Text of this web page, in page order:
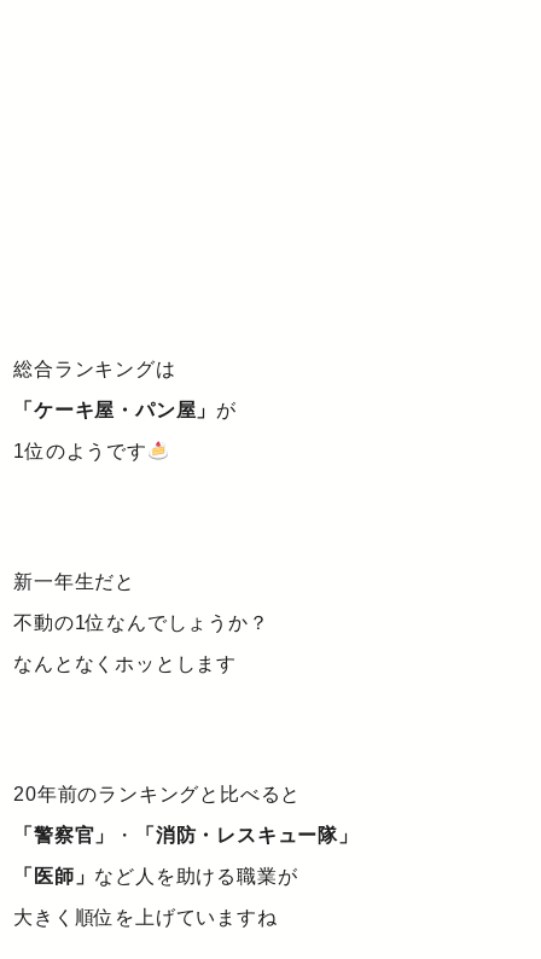
総合ランキングは
「ケーキ屋・パン屋」 が
1位のようです
新一年生だと
不動の1位なんでしょうか？
なんとなくホッとします
20年前のランキングと比べると
「警察官」
・
「消防・レスキュー隊」
「医師」 など人を助ける職業が
大きく順位を上げていますね